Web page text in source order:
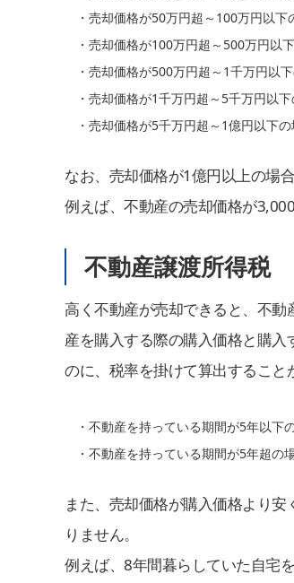
・売却価格が50万円超～100万円以
・売却価格が100万円超～500万円以
・売却価格が500万円超～1千万円以
・売却価格が1千万円超～5千万円以
・売却価格が5千万円超～1億円以下
なお、売却価格が1億円以上の場
例えば、不動産の売却価格が
不動産譲渡所得税
高く不動産が売却できると、不
産を購入する際の購入価格と購
のに、税率を掛けて算出すること
・不動産を持っている期間が5年以
・不動産を持っている期間が5年超
また、売却価格が購入価格より
りません。
例えば、8年間暮らしていた自宅